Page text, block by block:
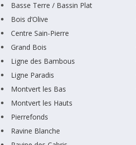
Basse Terre / Bassin Plat
Bois d’Olive
Centre Sain-Pierre
Grand Bois
Ligne des Bambous
Ligne Paradis
Montvert les Bas
Montvert les Hauts
Pierrefonds
Ravine Blanche